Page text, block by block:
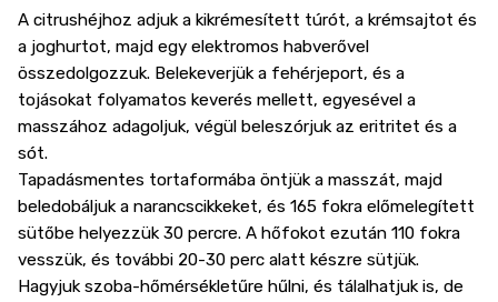
A citrushéjhoz adjuk a kikrémesített túrót, a krémsajtot és
a joghurtot, majd egy elektromos habverővel
összedolgozzuk. Belekeverjük a fehérjeport, és a
tojásokat folyamatos keverés mellett, egyesével a
masszához adagoljuk, végül beleszórjuk az eritritet és a
sót.
Tapadásmentes tortaformába öntjük a masszát, majd
beledobáljuk a narancscikkeket, és 165 fokra előmelegített
sütőbe helyezzük 30 percre. A hőfokot ezután 110 fokra
vesszük, és további 20-30 perc alatt készre sütjük.
Hagyjuk szoba-hőmérsékletűre hűlni, és tálalhatjuk is, de